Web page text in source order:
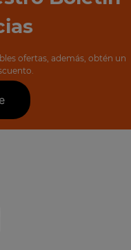
ofertas, además, obtén un